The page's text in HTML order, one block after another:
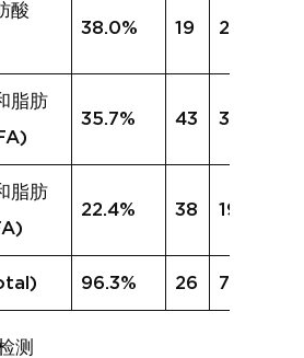
酸
38.0% 19 27.0%
脂肪
35.7% 43 30.1%
脂肪
22.4% 38 19.2%
96.3% 26 76.4%
测